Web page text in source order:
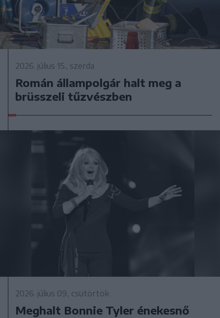
2026. július 15., szerda
Román állampolgár halt meg a
brüsszeli tűzvészben
2026. július 09., csütörtök
Meghalt Bonnie Tyler énekesnő